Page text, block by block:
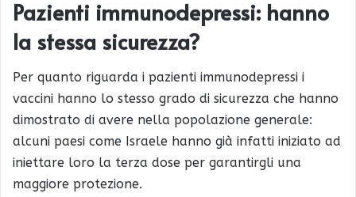
Pazienti immunodepressi: hanno
la stessa sicurezza?
Per quanto riguarda i pazienti immunodepressi i
vaccini hanno lo stesso grado di sicurezza che hanno
dimostrato di avere nella popolazione generale:
alcuni paesi come Israele hanno già infatti iniziato ad
iniettare loro la terza dose per garantirgli una
maggiore protezione.